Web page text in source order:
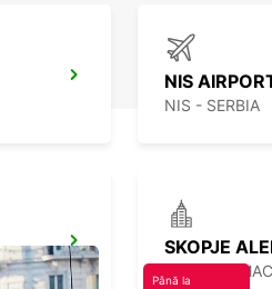
NIS
NIS - SERBIA
SKOPJE -
Până la